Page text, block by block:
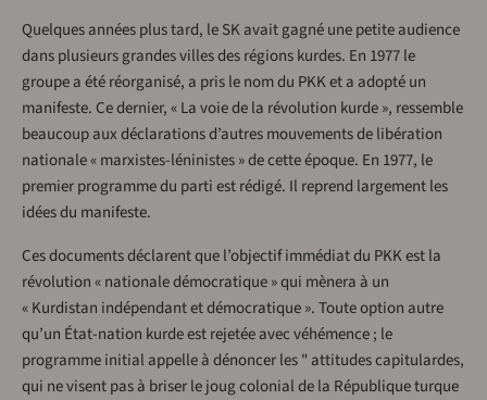
Quelques années plus tard, le SK avait gagné une petite audience
dans plusieurs grandes villes des régions kurdes. En 1977 le
groupe a été réorganisé, a pris le nom du PKK et a adopté un
manifeste. Ce dernier, « La voie de la révolution kurde », ressemble
beaucoup aux déclarations d’autres mouvements de libération
nationale « marxistes-léninistes » de cette époque. En 1977, le
premier programme du parti est rédigé. Il reprend largement les
idées du manifeste.
Ces documents déclarent que l’objectif immédiat du PKK est la
révolution « nationale démocratique » qui mènera à un
« Kurdistan indépendant et démocratique ». Toute option autre
qu’un État-nation kurde est rejetée avec véhémence ; le
programme initial appelle à dénoncer les " attitudes capitulardes,
qui ne visent pas à briser le joug colonial de la République turque